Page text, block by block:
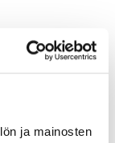
ja mainosten